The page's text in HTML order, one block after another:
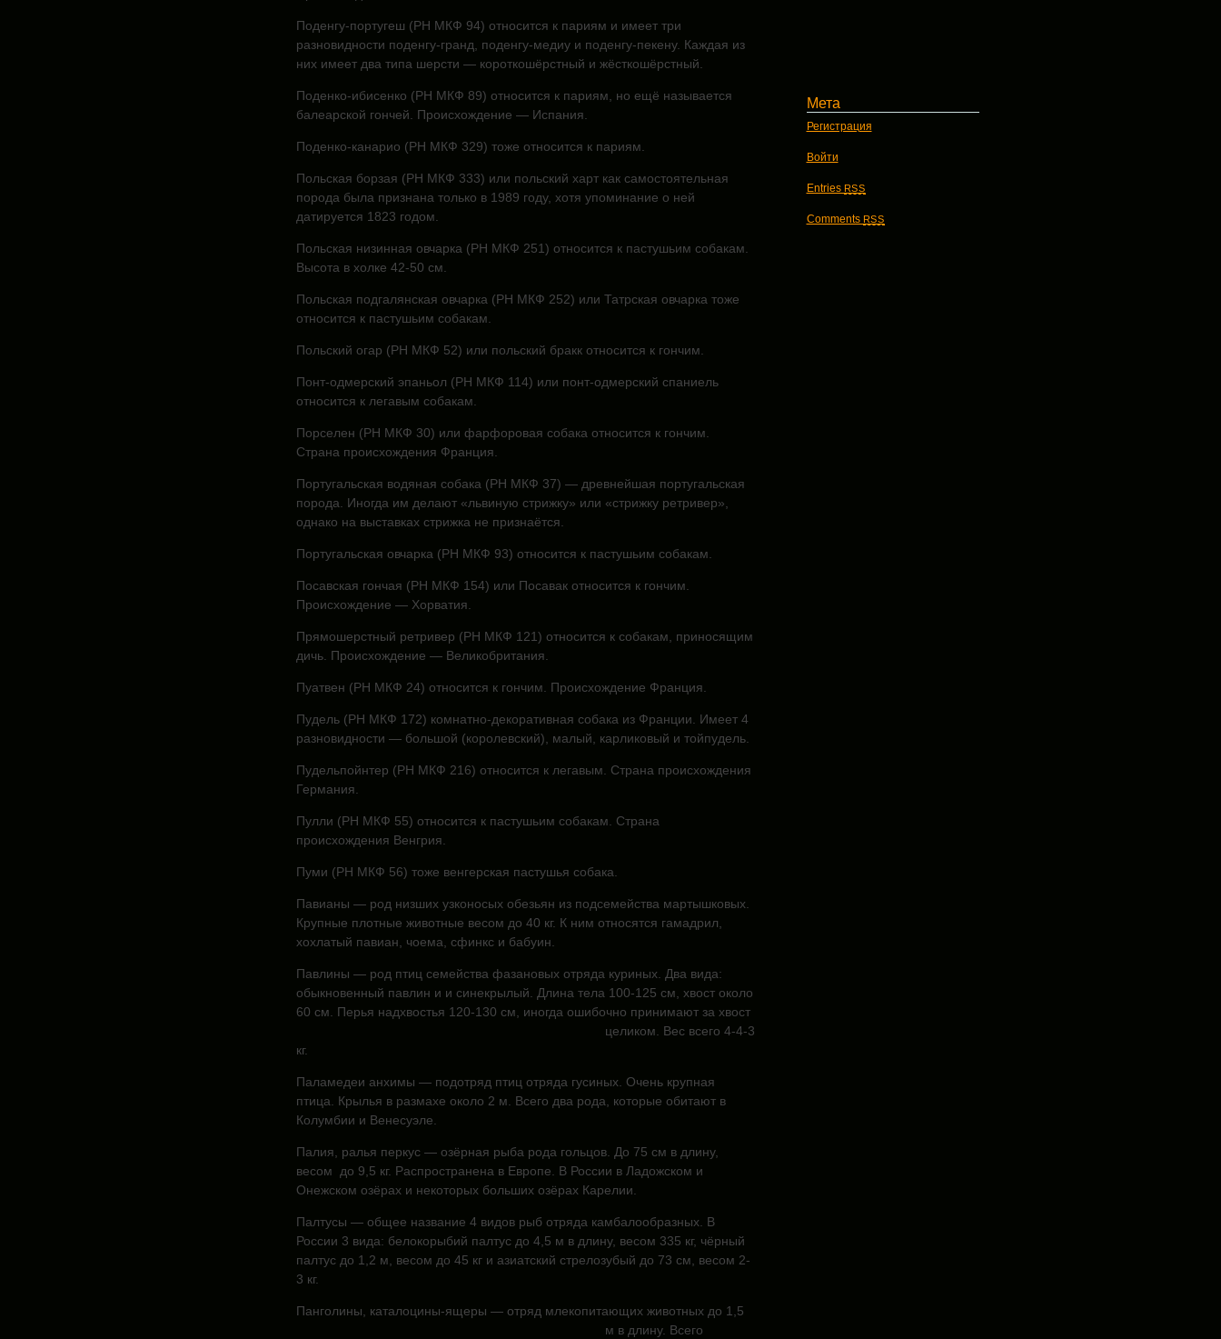
Поденгу-португеш (РН МКФ 94) относится к париям и имеет три
разновидности поденгу-гранд, поденгу-медиу и поденгу-пекену. Каждая из
них имеет два типа шерсти — короткошёрстный и жёсткошёрстный.
Поденко-ибисенко (РН МКФ 89) относится к париям, но ещё называется
балеарской гончей. Происхождение — Испания.
Поденко-канарио (РН МКФ 329) тоже относится к париям.
Польская борзая (РН МКФ 333) или польский харт как самостоятельная
порода была признана только в 1989 году, хотя упоминание о ней
датируется 1823 годом.
Польская низинная овчарка (РН МКФ 251) относится к пастушьим собакам.
Высота в холке 42-50 см.
Польская подгалянская овчарка (РН МКФ 252) или Татрская овчарка тоже
относится к пастушьим собакам.
Польский огар (РН МКФ 52) или польский бракк относится к гончим.
Понт-одмерский эпаньол (РН МКФ 114) или понт-одмерский спаниель
относится к легавым собакам.
Порселен (РН МКФ 30) или фарфоровая собака относится к гончим.
Страна происхождения Франция.
Португальская водяная собака (РН МКФ 37) — древнейшая португальская
порода. Иногда им делают «львиную стрижку» или «стрижку ретривер»,
однако на выставках стрижка не признаётся.
Португальская овчарка (РН МКФ 93) относится к пастушьим собакам.
Посавская гончая (РН МКФ 154) или Посавак относится к гончим.
Происхождение — Хорватия.
Прямошерстный ретривер (РН МКФ 121) относится к собакам, приносящим
дичь. Происхождение — Великобритания.
Пуатвен (РН МКФ 24) относится к гончим. Происхождение Франция.
Пудель (РН МКФ 172) комнатно-декоративная собака из Франции. Имеет 4
разновидности — большой (королевский), малый, карликовый и тойпудель.
Пудельпойнтер (РН МКФ 216) относится к легавым. Страна происхождения
Германия.
Пулли (РН МКФ 55) относится к пастушьим собакам. Страна
происхождения Венгрия.
Пуми (РН МКФ 56) тоже венгерская пастушья собака.
Павианы — род низших узконосых обезьян из подсемейства мартышковых.
Крупные плотные животные весом до 40 кг. К ним относятся гамадрил,
хохлатый павиан, чоема, сфинкс и бабуин.
Павлины — род птиц семейства фазановых отряда куриных. Два вида:
обыкновенный павлин и и синекрылый. Длина тела 100-125 см, хвост около
60 см. Перья надхвостья 120-130 см, иногда ошибочно принимают за хвост
целиком. Вес всего 4-4-3
кг.
Паламедеи анхимы — подотряд птиц отряда гусиных. Очень крупная
птица. Крылья в размахе около 2 м. Всего два рода, которые обитают в
Колумбии и Венесуэле.
Палия, ралья перкус — озёрная рыба рода гольцов. До 75 см в длину,
весом до 9,5 кг. Распространена в Европе. В России в Ладожском и
Онежском озёрах и некоторых больших озёрах Карелии.
Палтусы — общее название 4 видов рыб отряда камбалообразных. В
России 3 вида: белокорыбий палтус до 4,5 м в длину, весом 335 кг, чёрный
палтус до 1,2 м, весом до 45 кг и азиатский стрелозубый до 73 см, весом 2-
3 кг.
Панголины, каталоцины-ящеры — отряд млекопитающих животных до 1,5
м в длину. Всего
Мета
Регистрация
Войти
Entries RSS
Comments RSS